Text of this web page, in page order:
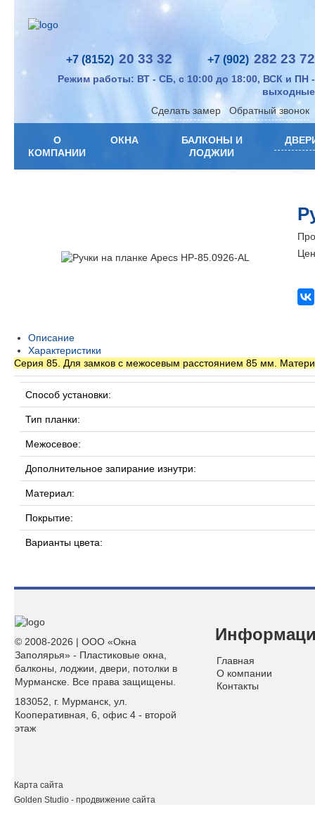
+7 (8152) 20 33 32 +7 (902) 282 23 72
Режим работы: ВТ - СБ, с 10:00 до 18:00, ВСК и ПН -
выходные
Сделать замер
Обратный звонок
О
КОМПАНИИ
ОКНА
БАЛКОНЫ И
ЛОДЖИИ
Описание
Характеристики
Серия 85. Для замков с межосевым расстоянием 85 мм.
Способ установки:
Тип планки:
Межосевое:
Дополнительное запирание изнутри:
Материал:
Покрытие:
Варианты цвета:
© 2008-2026 | ООО «Окна
Заполярья» - Пластиковые окна,
балконы, лоджии, двери, потолки в
Мурманске. Все права защищены.
183052, г. Мурманск, ул.
Кооперативная, 6, офис 4 - второй
этаж
Главная
О компании
Контакты
Карта сайта
Golden Studio - продвижение сайта